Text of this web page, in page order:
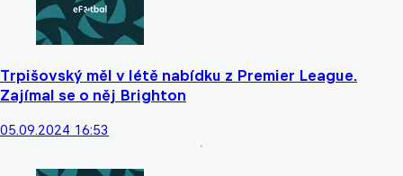
Trpišovský měl v létě nabídku z Premier League.
Zajímal se o něj Brighton
05.09.2024 16:53